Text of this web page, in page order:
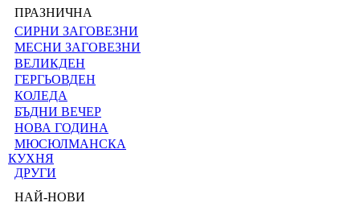
ПРАЗНИЧНА
СИРНИ ЗАГОВЕЗНИ
МЕСНИ ЗАГОВЕЗНИ
ВЕЛИКДЕН
ГЕРГЬОВДЕН
КОЛЕДА
БЪДНИ ВЕЧЕР
НОВА ГОДИНА
МЮСЮЛМАНСКА
КУХНЯ
ДРУГИ
НАЙ-НОВИ